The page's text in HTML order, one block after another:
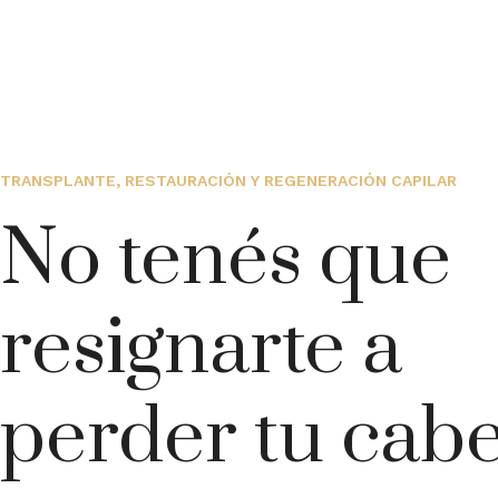
TRANSPLANTE, RESTAURACIÓN Y REGENERACIÓN CAPILAR
No tenés que
resignarte a
perder tu